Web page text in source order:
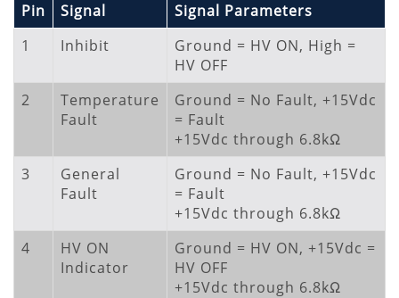
Pin Signal
Signal Parameters
1
Inhibit
Ground = HV ON, High =
HV OFF
2
Temperature
Fault
Ground = No Fault, +15Vdc
= Fault
+15Vdc through 6.8kΩ
3
General
Fault
Ground = No Fault, +15Vdc
= Fault
+15Vdc through 6.8kΩ
4
HV ON
Indicator
Ground = HV ON, +15Vdc =
HV OFF
+15Vdc through 6.8kΩ